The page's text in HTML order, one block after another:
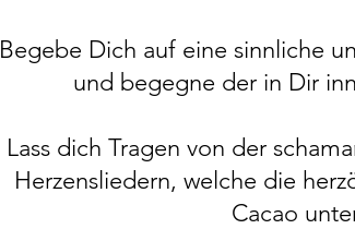
Begebe Dich auf eine sinnliche
und begegne der in Dir
Lass dich Tragen von der
Herzensliedern, welche die
Cacao